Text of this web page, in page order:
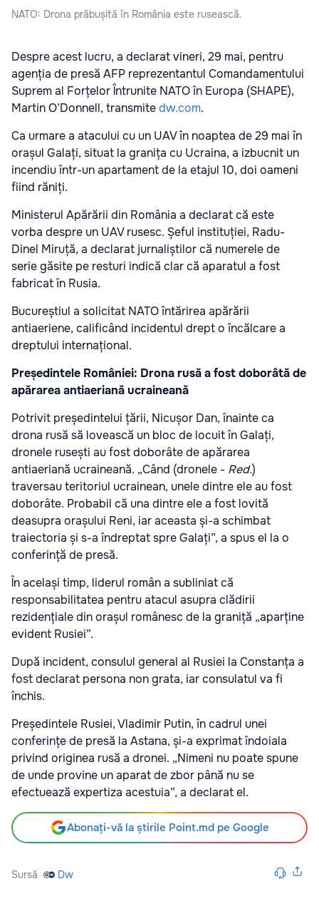
NATO: Drona prăbușită în România este rusească.
Despre acest lucru, a declarat vineri, 29 mai, pentru
agenția de presă AFP reprezentantul Comandamentului
Suprem al Forțelor Întrunite NATO în Europa (SHAPE),
Martin O’Donnell, transmitedw.com.
Ca urmare a atacului cu un UAV în noaptea de 29 mai în
orașul Galați, situat la granița cu Ucraina, a izbucnit un
incendiu într-un apartament de la etajul 10, doi oameni
fiind răniți.
Ministerul Apărării din România a declarat că este
vorba despre un UAV rusesc. Șeful instituției, Radu-
Dinel Miruță, a declarat jurnaliștilor că numerele de
serie găsite pe resturi indică clar că aparatul a fost
fabricat în Rusia.
Bucureștiul a solicitat NATO întărirea apărării
antiaeriene, calificând incidentul drept o încălcare a
dreptului internațional.
Președintele României: Drona rusă a fost doborâtă de
apărarea antiaeriană ucraineană
Potrivit președintelui țării, Nicușor Dan, înainte ca
drona rusă să lovească un bloc de locuit în Galați,
dronele rusești au fost doborâte de apărarea
antiaeriană ucraineană. „Când (dronele - Red.)
traversau teritoriul ucrainean, unele dintre ele au fost
doborâte. Probabil că una dintre ele a fost lovită
deasupra orașului Reni, iar aceasta și-a schimbat
traiectoria și s-a îndreptat spre Galați”, a spus el la o
conferință de presă.
În același timp, liderul român a subliniat că
responsabilitatea pentru atacul asupra clădirii
rezidențiale din orașul românesc de la graniță „aparține
evident Rusiei”.
După incident, consulul general al Rusiei la Constanța a
fost declarat persona non grata, iar consulatul va fi
închis.
Președintele Rusiei, Vladimir Putin, în cadrul unei
conferințe de presă la Astana, și-a exprimat îndoiala
privind originea rusă a dronei. „Nimeni nu poate spune
de unde provine un aparat de zbor până nu se
efectuează expertiza acestuia”, a declarat el.
Abonați-vă la știrile Point.md pe Google
Sursă Dw